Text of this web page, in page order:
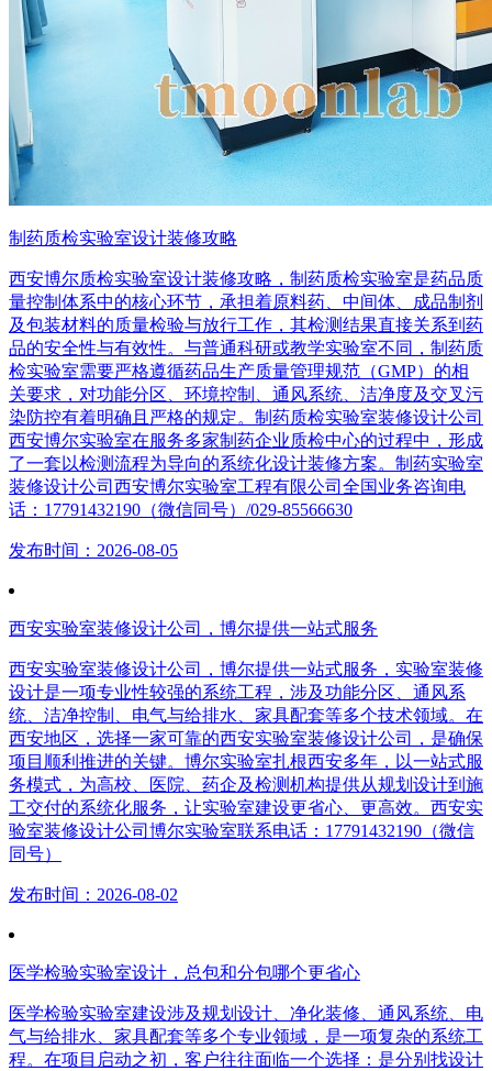
制药质检实验室设计装修攻略
西安博尔质检实验室设计装修攻略，制药质检实验室是药品质
量控制体系中的核心环节，承担着原料药、中间体、成品制剂
及包装材料的质量检验与放行工作，其检测结果直接关系到药
品的安全性与有效性。与普通科研或教学实验室不同，制药质
检实验室需要严格遵循药品生产质量管理规范（GMP）的相
关要求，对功能分区、环境控制、通风系统、洁净度及交叉污
染防控有着明确且严格的规定。制药质检实验室装修设计公司
西安博尔实验室在服务多家制药企业质检中心的过程中，形成
了一套以检测流程为导向的系统化设计装修方案。制药实验室
装修设计公司西安博尔实验室工程有限公司全国业务咨询电
话：17791432190（微信同号）/029-85566630
发布时间：2026-08-05
西安实验室装修设计公司，博尔提供一站式服务
西安实验室装修设计公司，博尔提供一站式服务，实验室装修
设计是一项专业性较强的系统工程，涉及功能分区、通风系
统、洁净控制、电气与给排水、家具配套等多个技术领域。在
西安地区，选择一家可靠的西安实验室装修设计公司，是确保
项目顺利推进的关键。博尔实验室扎根西安多年，以一站式服
务模式，为高校、医院、药企及检测机构提供从规划设计到施
工交付的系统化服务，让实验室建设更省心、更高效。西安实
验室装修设计公司博尔实验室联系电话：17791432190（微信
同号）
发布时间：2026-08-02
医学检验实验室设计，总包和分包哪个更省心
医学检验实验室建设涉及规划设计、净化装修、通风系统、电
气与给排水、家具配套等多个专业领域，是一项复杂的系统工
程。在项目启动之初，客户往往面临一个选择：是分别找设计